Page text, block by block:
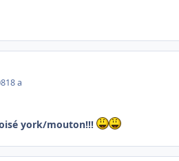
18 a
york/mouton!!!